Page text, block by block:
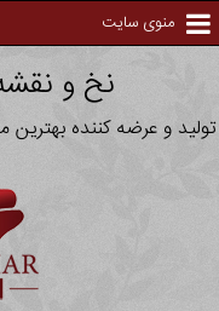
منوی سایت
نخ و
تولید و عرضه کننده بهترین